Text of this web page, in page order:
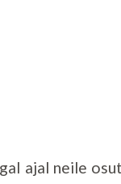
ajal neile